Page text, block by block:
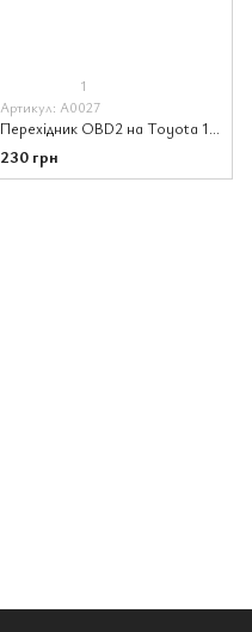
1
Артикул: A0027
Перехідник OBD2 на Toyota 17 pin
230 грн